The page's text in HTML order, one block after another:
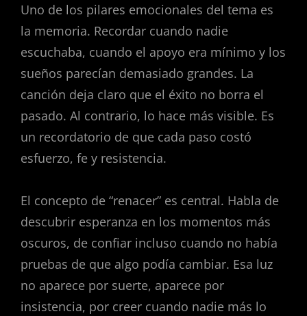
Uno de los pilares emocionales del tema es
la memoria. Recordar cuando nadie
escuchaba, cuando el apoyo era mínimo y los
sueños parecían demasiado grandes. La
canción deja claro que el éxito no borra el
pasado. Al contrario, lo hace más visible. Es
un recordatorio de que cada paso costó
esfuerzo, fe y resistencia.
El concepto de “renacer” es central. Habla de
descubrir esperanza en los momentos más
oscuros, de confiar incluso cuando no había
pruebas de que algo podía cambiar. Esa luz
no aparece por suerte, aparece por
insistencia, por creer cuando nadie más lo